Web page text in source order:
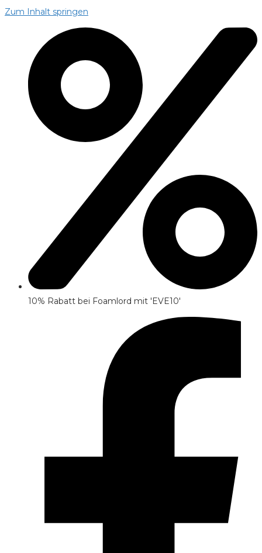
Zum Inhalt springen
10% Rabatt bei Foamlord mit 'EVE10'